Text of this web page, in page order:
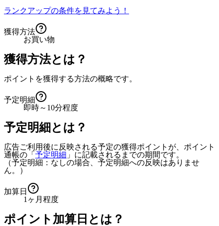
ランクアップの条件を見てみよう！
獲得方法
お買い物
獲得方法とは？
ポイントを獲得する方法の概略です。
予定明細
即時～10分程度
予定明細とは？
広告ご利用後に反映される予定の獲得ポイントが、ポイント
通帳の「 予定明細 」に記載されるまでの期間です。
（予定明細：なしの場合、予定明細への反映はありませ
ん。）
加算日
1ヶ月程度
ポイント加算日とは？